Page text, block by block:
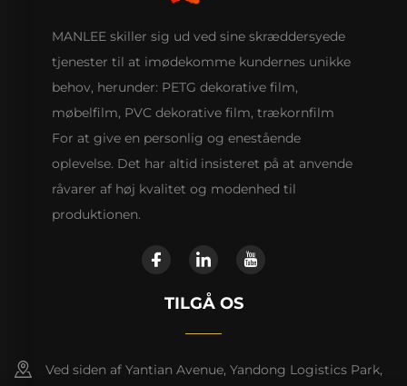
MANLEE skiller sig ud ved sine skræddersyede
tjenester til at imødekomme kundernes unikke
behov, herunder: PETG dekorative film,
møbelfilm, PVC dekorative film, trækornfilm
For at give en personlig og enestående
oplevelse. Det har altid insisteret på at anvende
råvarer af høj kvalitet og modenhed til
produktionen.
TILGÅ OS
Ved siden af Yantian Avenue, Yandong Logistics Park,